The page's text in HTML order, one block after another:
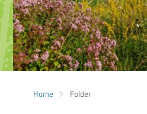
Home Folder